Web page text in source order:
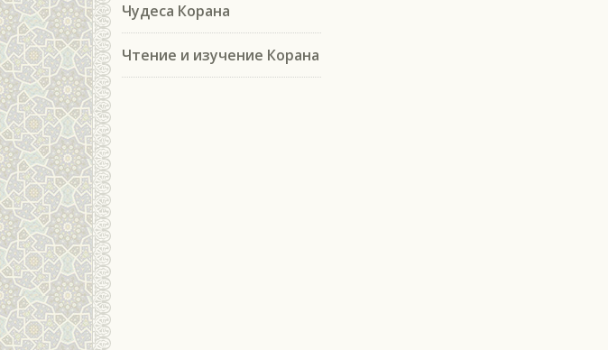
Чудеса Корана
Чтение и изучение Корана